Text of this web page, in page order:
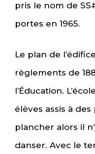
pris le nom de
portes en 1965.
Le plan de
règlements de
l’Éducation.
élèves assis à
plancher alors il
danser. Avec le